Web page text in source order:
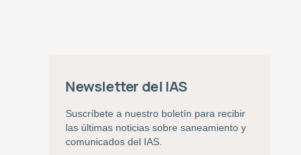
Newsletter del IAS
Suscríbete a nuestro boletín para recibir
las últimas noticias sobre saneamiento y
comunicados del IAS.